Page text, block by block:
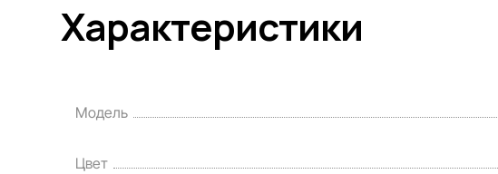
Характеристики
Модель
Цвет